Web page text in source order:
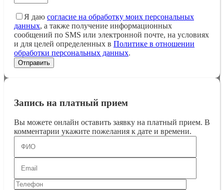
Я даю согласие на обработку моих персональных
данных, а также получение информационных
сообщений по SMS или электронной почте, на условиях
и для целей определенных в Политике в отношении
обработки персональных данных.
Запись на платный прием
Вы можете онлайн оставить заявку на платный прием. В
комментарии укажите пожелания к дате и времени.